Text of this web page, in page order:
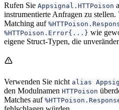
Rufen Sie Appsignal.HTTPoison
instrumentierte Anfragen zu stellen.
Matching auf
%HTTPoison.Error{...} wie
eigene Struct-Typen, die
Verwenden Sie nicht alias
den Modulnamen HTTPoison
Matches auf